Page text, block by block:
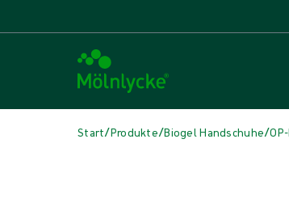
Start/Produkte/Biogel Handschuhe/